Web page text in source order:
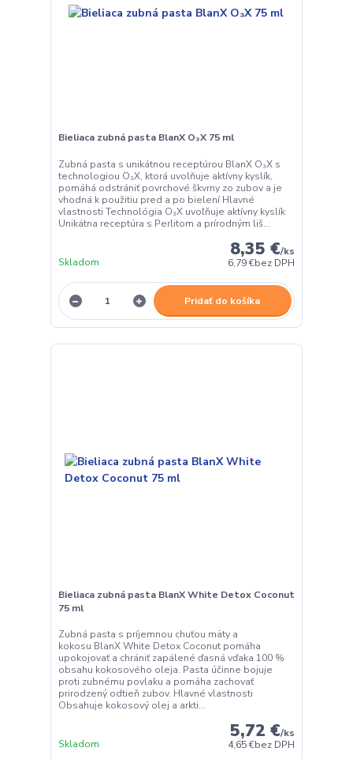
Bieliaca zubná pasta BlanX O₃X 75 ml
Zubná pasta s unikátnou receptúrou BlanX O₃X s
technologiou O₃X, ktorá uvolňuje aktívny kyslík,
pomáhá odstrániť povrchové škvrny zo zubov a je
vhodná k použitiu pred a po bielení Hlavné
vlastnosti Technológia O₃X uvoľňuje aktívny kyslík
Unikátna receptúra s Perlitom a prírodným liš...
8,35 €/ks
6,79 €bez DPH
Skladom
Pridať do košíka
Bieliaca zubná pasta BlanX White Detox Coconut
75 ml
Zubná pasta s príjemnou chuťou mäty a
kokosu BlanX White Detox Coconut pomáha
upokojovať a chrániť zapálené ďasná vďaka 100 %
obsahu kokosového oleja. Pasta účinne bojuje
proti zubnému povlaku a pomáha zachovať
prirodzený odtieň zubov. Hlavné vlastnosti
Obsahuje kokosový olej a arkti...
5,72 €/ks
4,65 €bez DPH
Skladom